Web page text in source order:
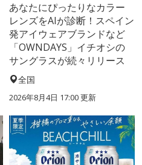
あなたにぴったりなカラー
レンズをAIが診断！スペイン
発アイウェアブランドなど
「OWNDAYS」イチオシの
サングラスが続々リリース
全国
2026年8月4日 17:00更新